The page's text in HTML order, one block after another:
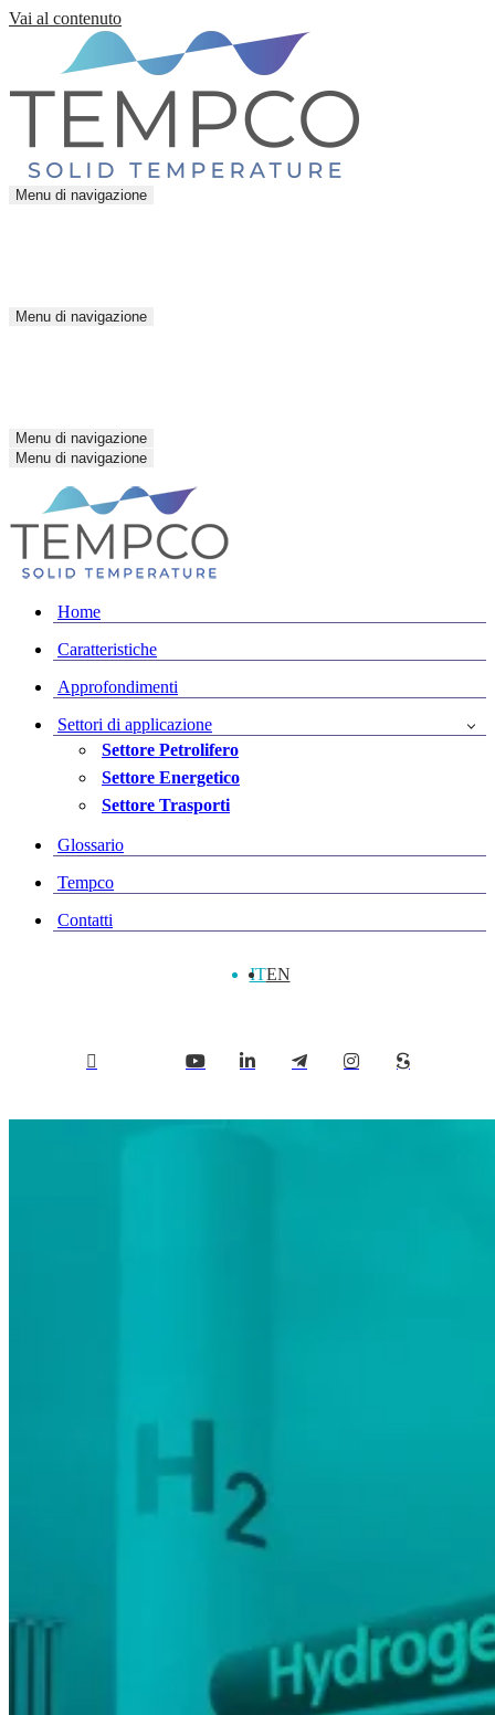
Vai al contenuto
Menu di navigazione
Menu di navigazione
Menu di navigazione
Menu di navigazione
Home
Caratteristiche
Approfondimenti
Settori di applicazione
Settore Petrolifero
Settore Energetico
Settore Trasporti
Glossario
Tempco
Contatti
ITEN